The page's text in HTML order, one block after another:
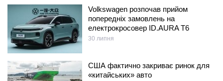
Volkswagen розпочав прийом
попередніх замовлень на
електрокросовер ID.AURA T6
30 липня
США фактично закриває ринок для
«китайських» авто